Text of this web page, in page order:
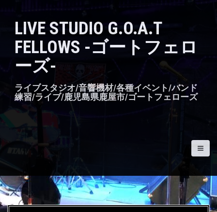
LIVE STUDIO G.O.A.T
FELLOWS -ゴートフェロ
ーズ-
ライブスタジオ/音響機材/各種イベント/バンド
練習/ライブ/鹿児島県鹿屋市/ゴートフェローズ